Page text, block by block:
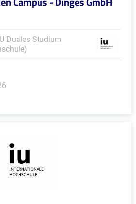
Duales Studium